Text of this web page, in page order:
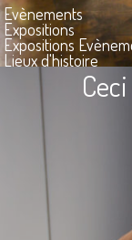
Evènements
Expositions
Expositions
Lieux d'histoire
Musées